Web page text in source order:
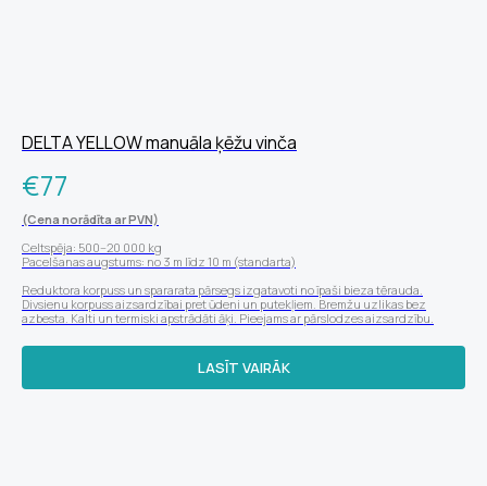
DELTA YELLOW manuāla ķēžu vinča
€77
(Cena norādīta ar PVN)
Celtspēja: 500–20 000 kg
Pacelšanas augstums: no 3 m līdz 10 m (standarta)
Reduktora korpuss un spararata pārsegs izgatavoti no īpaši bieza tērauda.
Divsienu korpuss aizsardzībai pret ūdeni un putekļiem. Bremžu uzlikas bez
azbesta. Kalti un termiski apstrādāti āķi. Pieejams ar pārslodzes aizsardzību.
LASĪT VAIRĀK